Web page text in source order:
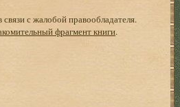
с жалобой правообладателя.
фрагмент книги.